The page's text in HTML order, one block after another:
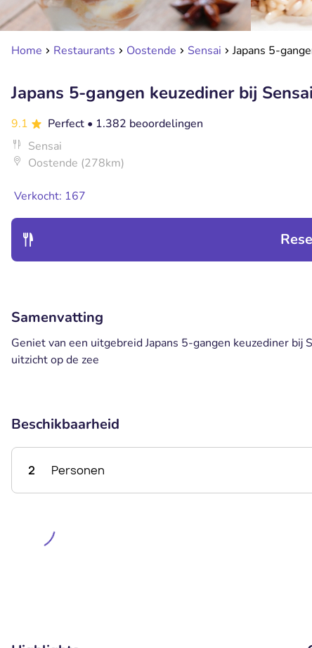
Home Restaurants Oostende Sensai Japans 5-
Japans 5-gangen keuzediner bij Sensai
9.1 Perfect • 1.382 beoordelingen
Sensai
Oostende (278km)
Verkocht: 167
Samenvatting
Geniet van een uitgebreid Japans 5-gangen keuzediner
uitzicht op de zee
Beschikbaarheid
2 Personen